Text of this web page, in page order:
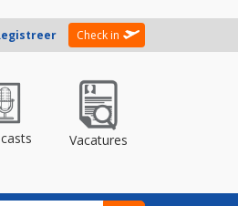
Check in
Vacatures